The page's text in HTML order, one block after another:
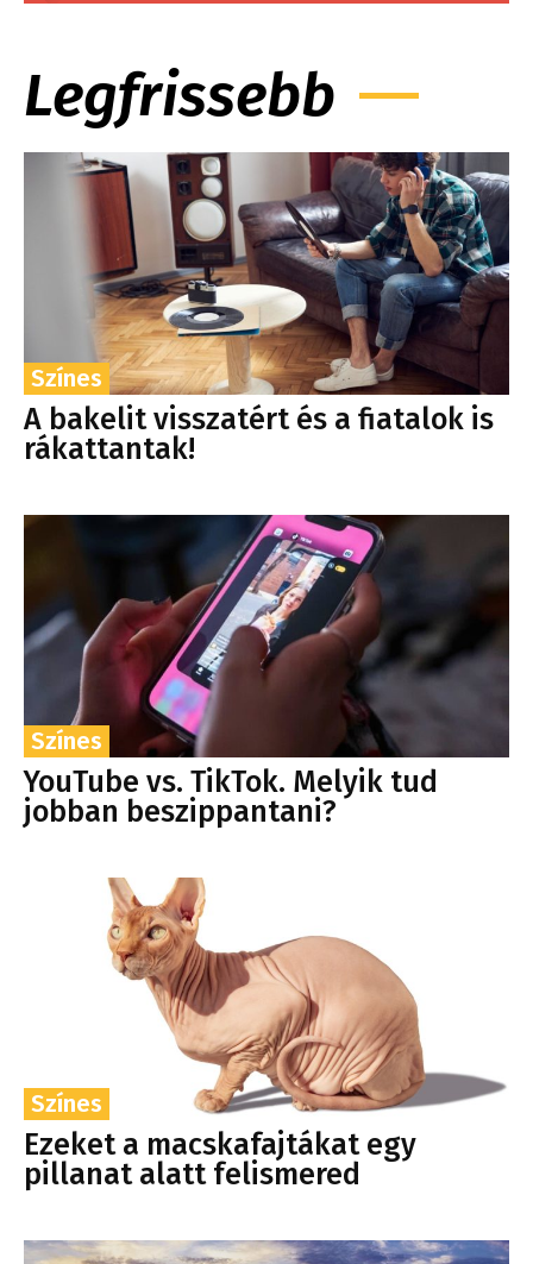
Legfrissebb
Színes
A bakelit visszatért és a fiatalok is
rákattantak!
Színes
YouTube vs. TikTok. Melyik tud
jobban beszippantani?
Színes
Ezeket a macskafajtákat egy
pillanat alatt felismered